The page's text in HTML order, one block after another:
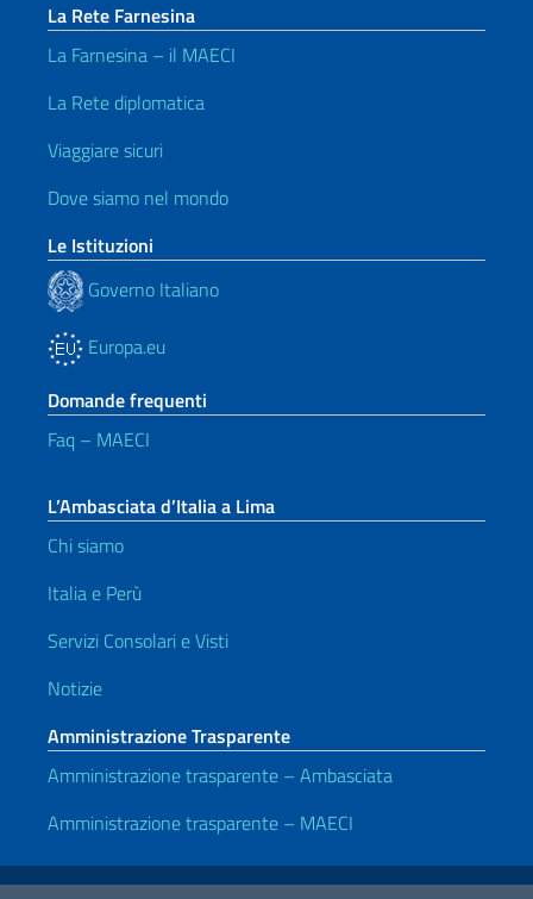
La Rete Farnesina
La Farnesina – il MAECI
La Rete diplomatica
Viaggiare sicuri
Dove siamo nel mondo
Le Istituzioni
Governo Italiano
Europa.eu
Domande frequenti
Faq – MAECI
L’Ambasciata d’Italia a Lima
Chi siamo
Italia e Perù
Servizi Consolari e Visti
Notizie
Amministrazione Trasparente
Amministrazione trasparente – Ambasciata
Amministrazione trasparente – MAECI
Link Utili